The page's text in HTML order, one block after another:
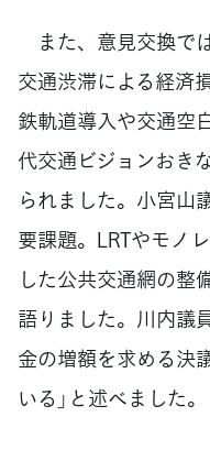
また、意見交換で
交通渋滞による経済
鉄軌道導入や交通空
代交通ビジョンおき
られました。小宮山
要課題。LRTやモノ
した公共交通網の整
語りました。川内議
金の増額を求める決
いる」と述べました。